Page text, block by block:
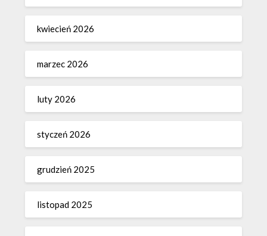
kwiecień 2026
marzec 2026
luty 2026
styczeń 2026
grudzień 2025
listopad 2025